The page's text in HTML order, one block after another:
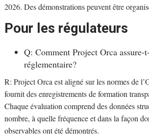
2026. Des démonstrations peuvent être
Pour les régulateurs
Q: Comment Project Orca
réglementaire?
R: Project Orca est aligné sur les normes de
fournit des enregistrements de formation
Chaque évaluation comprend des données
nombre, à quelle fréquence et dans la façon
observables ont été démontrés.